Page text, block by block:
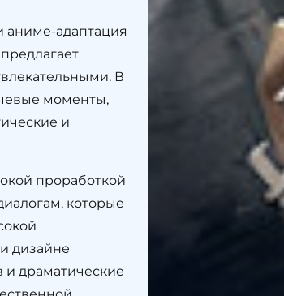
аниме-адаптация
В
моменты,
и
проработкой
которые
дизайне
и драматические